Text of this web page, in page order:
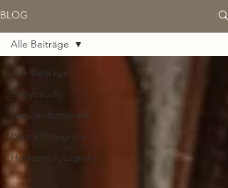
BLOG
Alle Beiträge
Babybauch
Familienfotografie
Portraitfotografie
Hochzeitsfotografie
Alle Beiträge